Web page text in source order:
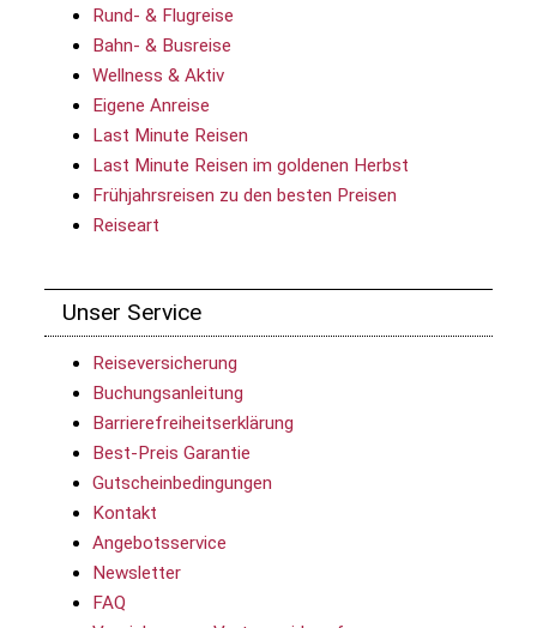
Rund- & Flugreise
Bahn- & Busreise
Wellness & Aktiv
Eigene Anreise
Last Minute Reisen
Last Minute Reisen im goldenen Herbst
Frühjahrsreisen zu den besten Preisen
Reiseart
Unser Service
Reiseversicherung
Buchungsanleitung
Barrierefreiheitserklärung
Best-Preis Garantie
Gutscheinbedingungen
Kontakt
Angebotsservice
Newsletter
FAQ